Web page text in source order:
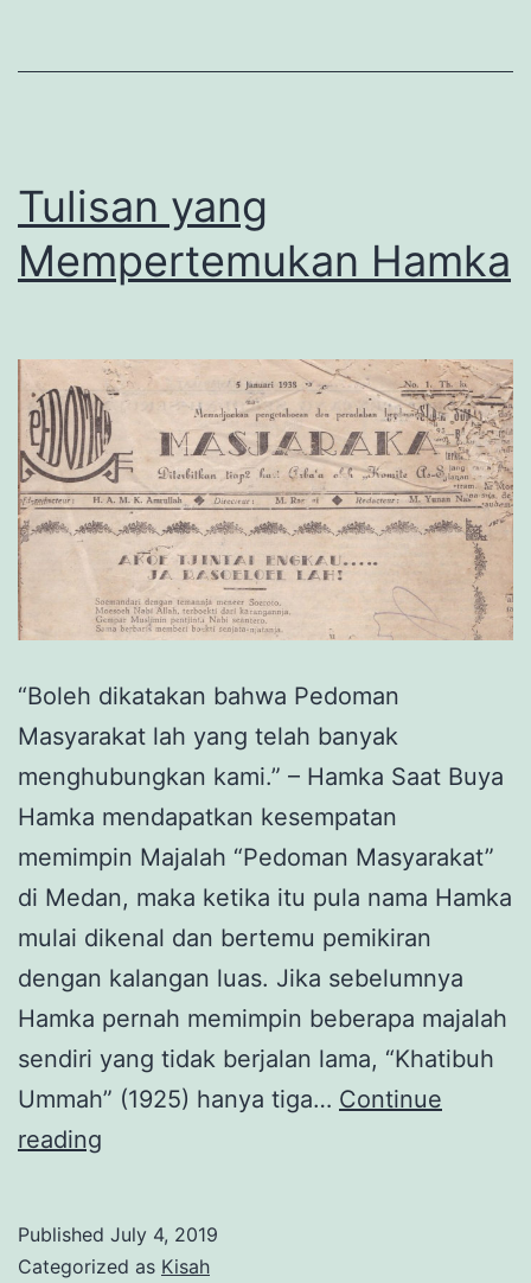
Tulisan yang
Mempertemukan Hamka
“Boleh dikatakan bahwa Pedoman
Masyarakat lah yang telah banyak
menghubungkan kami.” – Hamka Saat Buya
Hamka mendapatkan kesempatan
memimpin Majalah “Pedoman Masyarakat”
di Medan, maka ketika itu pula nama Hamka
mulai dikenal dan bertemu pemikiran
dengan kalangan luas. Jika sebelumnya
Hamka pernah memimpin beberapa majalah
sendiri yang tidak berjalan lama, “Khatibuh
Ummah” (1925) hanya tiga… Continue
reading
Hamka
Published July 4, 2019
Categorized as Kisah